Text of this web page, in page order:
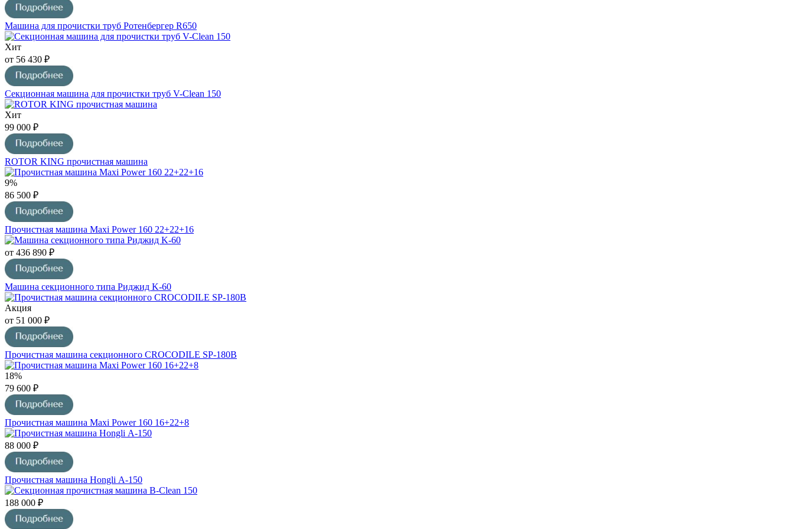
Машина для прочистки труб Ротенбергер R650
Хит
от 56 430 ₽
Секционная машина для прочистки труб V-Clean 150
Хит
99 000 ₽
ROTOR KING прочистная машина
9%
86 500 ₽
Прочистная машина Maxi Power 160 22+22+16
от 436 890 ₽
Машина секционного типа Риджид K-60
Акция
от 51 000 ₽
Прочистная машина секционного CROCODILE SP-180В
18%
79 600 ₽
Прочистная машина Maxi Power 160 16+22+8
88 000 ₽
Прочиcтная машина Hongli А-150
188 000 ₽